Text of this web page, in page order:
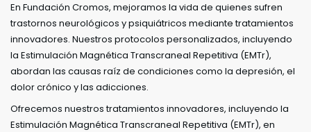
En Fundación Cromos, mejoramos la vida de quienes sufren
trastornos neurológicos y psiquiátricos mediante tratamientos
innovadores. Nuestros protocolos personalizados, incluyendo
la Estimulación Magnética Transcraneal Repetitiva (EMTr),
abordan las causas raíz de condiciones como la depresión, el
dolor crónico y las adicciones.
Ofrecemos nuestros tratamientos innovadores, incluyendo la
Estimulación Magnética Transcraneal Repetitiva (EMTr), en